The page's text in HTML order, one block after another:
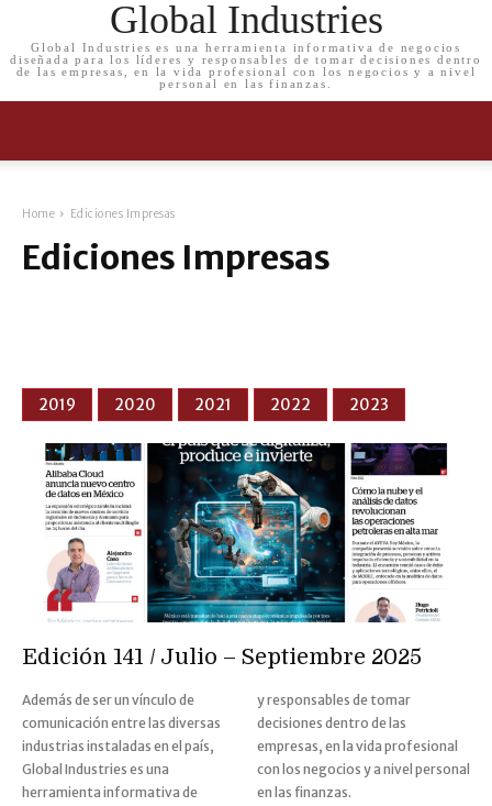
Global Industries
Global Industries es una herramienta informativa de negocios
diseñada para los líderes y responsables de tomar decisiones dentro
de las empresas, en la vida profesional con los negocios y a nivel
personal en las finanzas.
Home Ediciones Impresas
Ediciones Impresas
2019 2020 2021 2022 2023
Edición 141 / Julio – Septiembre 2025
Además de ser un vínculo de
comunicación entre las diversas
industrias instaladas en el país,
Global Industries es una
herramienta informativa de
y responsables de tomar
decisiones dentro de las
empresas, en la vida profesional
con los negocios y a nivel personal
en las finanzas.